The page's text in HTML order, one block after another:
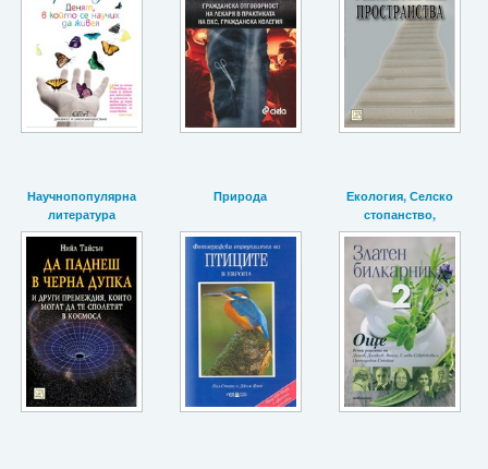
Научнопопулярна
литература
Природа
Екология, Селско
стопанство,
Животновъдство